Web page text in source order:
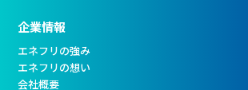
企業情報
エネフリの強み
エネフリの想い
会社概要